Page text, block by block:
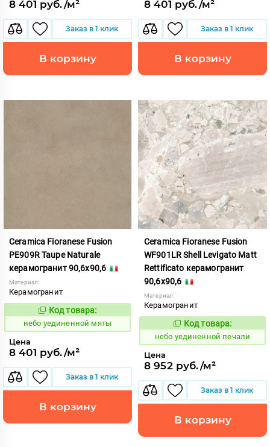
8 401 руб./м²
Заказ в 1 клик
В корзину
8 401 руб./м²
Заказ в 1 клик
В корзину
Ceramica Fioranese Fusion
PE909R Taupe Naturale
керамогранит 90,6x90,6
Материал:
Керамогранит
1122931
Код товара:
небо уединенной мяты
Цена
8 401 руб./м²
Заказ в 1 клик
В корзину
Ceramica Fioranese Fusion
WF901LR Shell Levigato Matt
Rettificato керамогранит
90,6x90,6
Материал:
Керамогранит
1122945
Код товара:
небо уединенной печали
Цена
8 952 руб./м²
Заказ в 1 клик
В корзину